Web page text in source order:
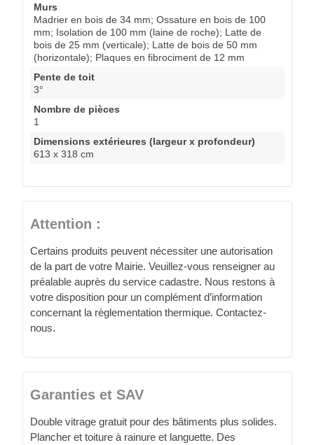
Murs
Madrier en bois de 34 mm; Ossature en bois de 100
mm; Isolation de 100 mm (laine de roche); Latte de
bois de 25 mm (verticale); Latte de bois de 50 mm
(horizontale); Plaques en fibrociment de 12 mm
Pente de toit
3°
Nombre de pièces
1
Dimensions extérieures (largeur x profondeur)
613 x 318 cm
Attention :
Certains produits peuvent nécessiter une autorisation
de la part de votre Mairie. Veuillez-vous renseigner au
préalable auprès du service cadastre. Nous restons à
votre disposition pour un complément d’information
concernant la règlementation thermique. Contactez-
nous.
Garanties et SAV
Double vitrage gratuit pour des bâtiments plus solides.
Plancher et toiture à rainure et languette. Des